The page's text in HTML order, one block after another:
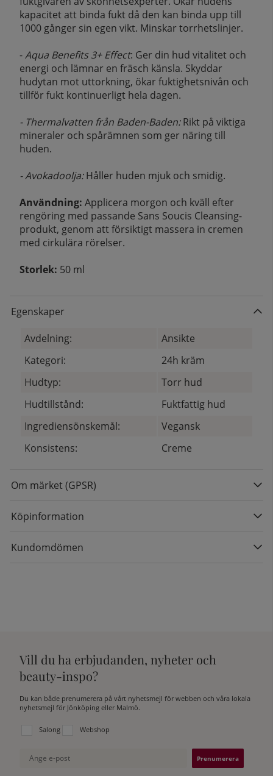
kapacitet att binda fukt då den kan binda upp till
1000 gånger sin egen vikt. Minskar torrhetslinjer.
-Aqua Benefits 3+ Effect: Ger din hud vitalitet och
energi och lämnar en fräsch känsla. Skyddar
hudytan mot uttorkning, ökar fuktighetsnivån och
tillför fukt kontinuerligt hela dagen.
- Thermalvatten från Baden-Baden:Rikt på viktiga
mineraler och spårämnen som ger näring till
huden.
- Avokadoolja:Håller huden mjuk och smidig.
Användning: Applicera morgon och kväll efter
rengöring med passande Sans Soucis Cleansing-
produkt, genom att försiktigt massera in cremen
med cirkulära rörelser.
Storlek: 50 ml
Egenskaper
Avdelning:
Ansikte
Kategori:
24h kräm
Hudtyp:
Torr hud
Hudtillstånd:
Fuktfattig hud
Ingrediensönskemål:
Vegansk
Konsistens:
Creme
Om märket (GPSR)
Köpinformation
Kundomdömen
Vill du ha erbjudanden, nyheter och
beauty-inspo?
Du kan både prenumerera på vårt nyhetsmejl för webben och våra lokala
nyhetsmejl för Jönköping eller Malmö.
Välj vilken lista du vill prenumerera på:
Salong Webshop
Ange e-post